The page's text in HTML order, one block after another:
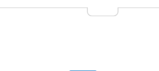
im Sommer und verhindert einen Hitzestau.
mit definierten Materialeigenschaften. Am